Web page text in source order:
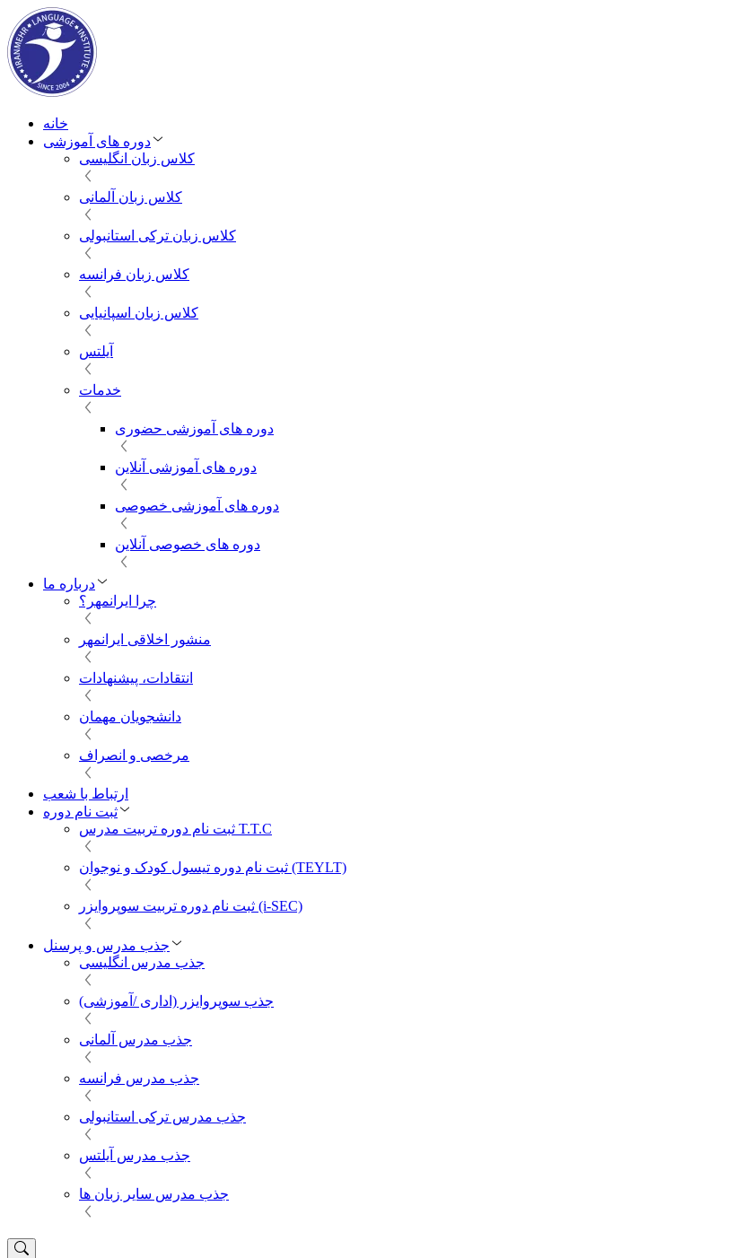
خانه
دوره های آموزشی
کلاس زبان انگلیسی
کلاس زبان آلمانی
کلاس زبان ترکی استانبولی
کلاس زبان فرانسه
کلاس زبان اسپانیایی
آیلتس
خدمات
دوره های آموزشی حضوری
دوره های آموزشی آنلاین
دوره های آموزشی خصوصی
دوره های خصوصی آنلاین
درباره ما
چرا ایرانمهر؟
منشور اخلاقی ایرانمهر
انتقادات، پیشنهادات
دانشجویان مهمان
مرخصی و انصراف
ارتباط با شعب
ثبت نام دوره
ثبت نام دوره تربیت مدرس T.T.C
ثبت نام دوره تیسول کودک و نوجوان (TEYLT)
ثبت نام دوره تربیت سوپروایزر (i-SEC)
جذب مدرس و پرسنل
جذب مدرس انگلیسی
جذب سوپروایزر (اداری /آموزشی)
جذب مدرس آلمانی
جذب مدرس فرانسه
جذب مدرس ترکی استانبولی
جذب مدرس آیلتس
جذب مدرس سایر زبان ها